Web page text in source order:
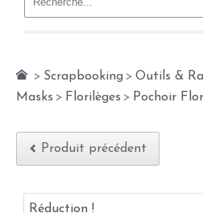
> Scrapbooking > Outils &
Masks > Florilèges > Pochoir
Produit précédent
Réduction !